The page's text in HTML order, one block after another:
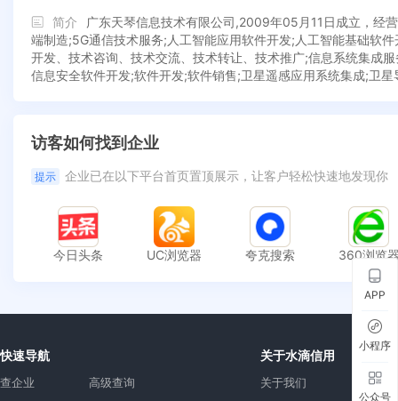
简介
广东天琴信息技术有限公司,2009年05月11日成立，经
端制造;5G通信技术服务;人工智能应用软件开发;人工智能基础软
开发、技术咨询、技术交流、技术转让、技术推广;信息系统集成
信息安全软件开发;软件开发;软件销售;卫星遥感应用系统集成;卫
访客如何找到企业
提示 企业已在以下平台首页置顶展示，让客户轻松快速地发现你
今日头条 UC浏览器 夸克搜索 360浏览
快速导航
查企业 高级查询
关于水滴信用
关于我们
APP
小程序
公众号